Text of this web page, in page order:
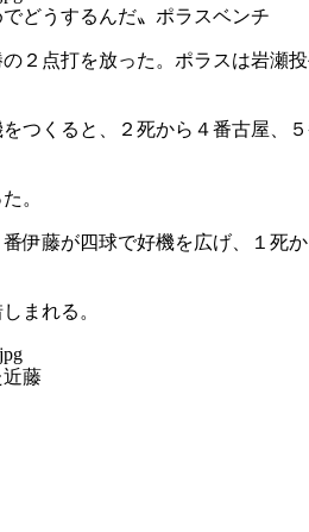
どうするんだ〟ポラスベンチ
点打を放った。ポラスは岩瀬
くると、２死から４番古屋、
。
藤が四球で好機を広げ、１死
まれる。
藤